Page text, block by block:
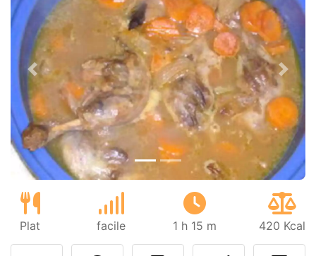
Précédent
Plat facile 1 h 15 m 420 Kcal